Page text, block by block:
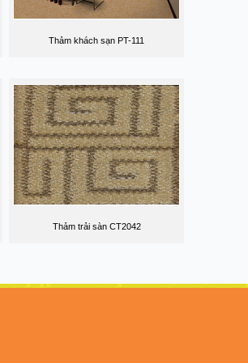
Thảm khách sạn PT-111
Thảm trải sàn CT2042